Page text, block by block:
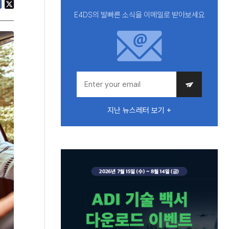
E4DS의 발빠른 소식을 이메일로 받아보세요
지난 뉴스레터 보기 +